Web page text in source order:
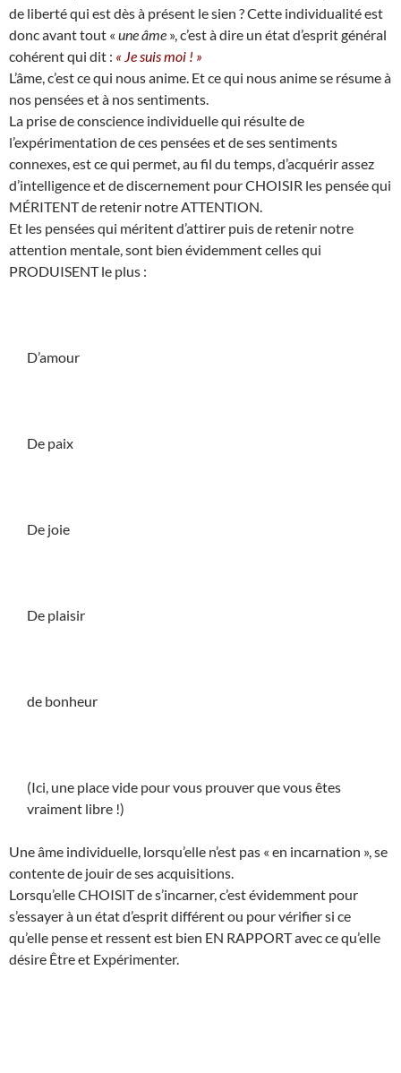
de liberté qui est dès à présent le sien ? Cette individualité est
donc avant tout « une âme », c’est à dire un état d’esprit général
cohérent qui dit : « Je suis moi ! »
L’âme, c’est ce qui nous anime. Et ce qui nous anime se résume à
nos pensées et à nos sentiments.
La prise de conscience individuelle qui résulte de
l’expérimentation de ces pensées et de ses sentiments
connexes, est ce qui permet, au fil du temps, d’acquérir assez
d’intelligence et de discernement pour CHOISIR les pensée qui
MÉRITENT de retenir notre ATTENTION.
Et les pensées qui méritent d’attirer puis de retenir notre
attention mentale, sont bien évidemment celles qui
PRODUISENT le plus :
D’amour
De paix
De joie
De plaisir
de bonheur
(Ici, une place vide pour vous prouver que vous êtes
vraiment libre !)
Une âme individuelle, lorsqu’elle n’est pas « en incarnation », se
contente de jouir de ses acquisitions.
Lorsqu’elle CHOISIT de s’incarner, c’est évidemment pour
s’essayer à un état d’esprit différent ou pour vérifier si ce
qu’elle pense et ressent est bien EN RAPPORT avec ce qu’elle
désire Être et Expérimenter.